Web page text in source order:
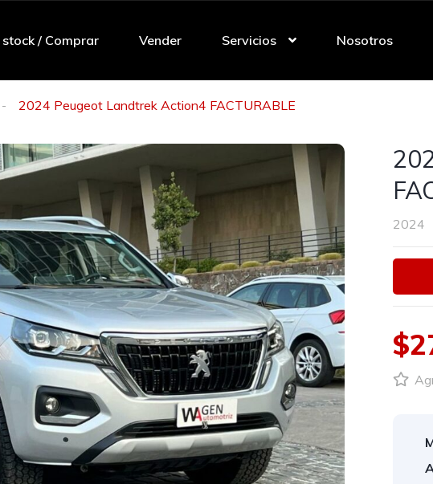
stock / Comprar Vender Servicios Nosotros
2024 Peugeot Landtrek Action4 FACTURABLE
2024